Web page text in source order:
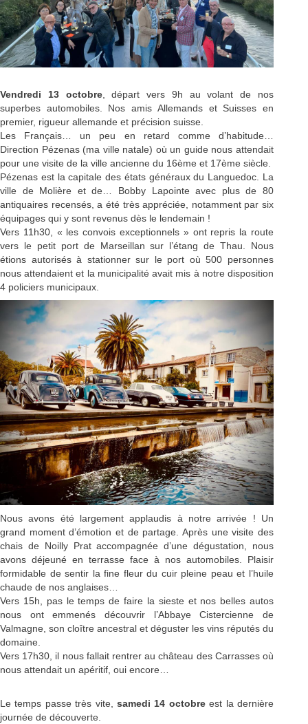
Vendredi 13 octobre, départ vers 9h au volant de nos
superbes automobiles. Nos amis Allemands et Suisses en
premier, rigueur allemande et précision suisse.
Les Français… un peu en retard comme d’habitude…
Direction Pézenas (ma ville natale) où un guide nous attendait
pour une visite de la ville ancienne du 16ème et 17ème siècle.
Pézenas est la capitale des états généraux du Languedoc. La
ville de Molière et de… Bobby Lapointe avec plus de 80
antiquaires recensés, a été très appréciée, notamment par six
équipages qui y sont revenus dès le lendemain !
Vers 11h30, « les convois exceptionnels » ont repris la route
vers le petit port de Marseillan sur l’étang de Thau. Nous
étions autorisés à stationner sur le port où 500 personnes
nous attendaient et la municipalité avait mis à notre disposition
4 policiers municipaux.
Nous avons été largement applaudis à notre arrivée ! Un
grand moment d’émotion et de partage. Après une visite des
chais de Noilly Prat accompagnée d’une dégustation, nous
avons déjeuné en terrasse face à nos automobiles. Plaisir
formidable de sentir la fine fleur du cuir pleine peau et l’huile
chaude de nos anglaises…
Vers 15h, pas le temps de faire la sieste et nos belles autos
nous ont emmenés découvrir l’Abbaye Cistercienne de
Valmagne, son cloître ancestral et déguster les vins réputés du
domaine.
Vers 17h30, il nous fallait rentrer au château des Carrasses où
nous attendait un apéritif, oui encore…
Le temps passe très vite, samedi 14 octobreest la dernière
journée de découverte.